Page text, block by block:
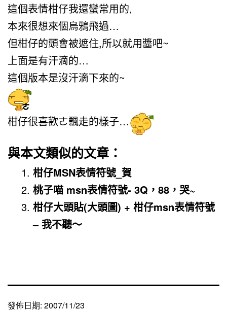
這個表情柑仔我還蠻常用的,
本來很想來個烏鴉飛過…
但柑仔的頭會被遮住,所以就用醬吧~
上面是有汗滴的…
這個版本是沒汗滴下來的~
柑仔很喜歡ㄜ飄走的樣子…
與本文類似的文章：
柑仔MSN表情符號_賀
桃子喵 msn表情符號- 3Q，88，哭~
柑仔大頭貼(大頭圖) + 柑仔msn表情符號
– 我不聽～
發佈日期: 2007/11/23